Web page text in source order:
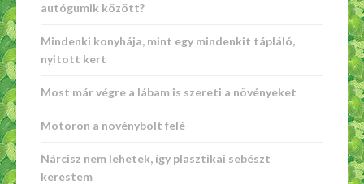
autógumik között?
Mindenki konyhája, mint egy mindenkit tápláló,
nyitott kert
Most már végre a lábam is szereti a növényeket
Motoron a növénybolt felé
Nárcisz nem lehetek, így plasztikai sebészt
kerestem